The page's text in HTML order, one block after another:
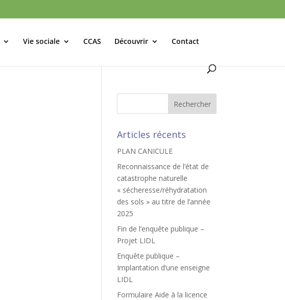
Vie sociale CCAS Découvrir Contact
Articles récents
PLAN CANICULE
Reconnaissance de l’état de
catastrophe naturelle
« sécheresse/réhydratation
des sols » au titre de l’année
2025
Fin de l’enquête publique –
Projet LIDL
Enquête publique –
Implantation d’une enseigne
LIDL
Formulaire Aide à la licence